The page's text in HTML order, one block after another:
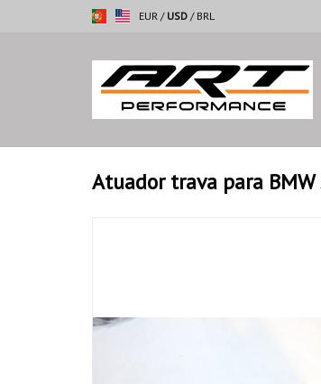
EUR / USD / BRL
Atuador trava para